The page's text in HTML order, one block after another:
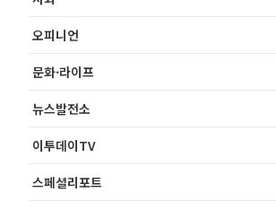
오피니언
문화·라이프
뉴스발전소
이투데이TV
스페셜리포트